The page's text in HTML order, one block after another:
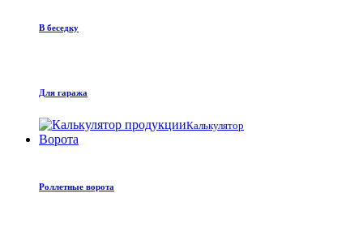
В беседку
Для гаража
Калькулятор
Ворота
Роллетные ворота